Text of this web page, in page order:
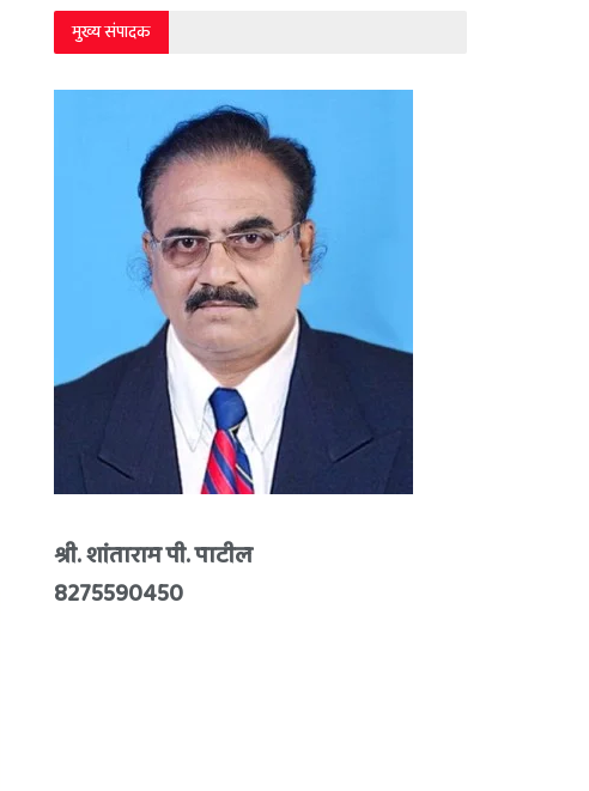
मुख्य संपादक
श्री. शांताराम पी. पाटील
8275590450